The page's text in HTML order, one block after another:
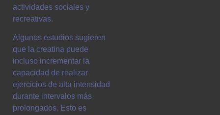
actividades sociales y
recreativas.
Algunos estudios sugieren
que la creatina puede
incluso incrementar la
capacidad de realizar
ejercicios de alta intensidad
durante intervalos más
prolongados. Esto es